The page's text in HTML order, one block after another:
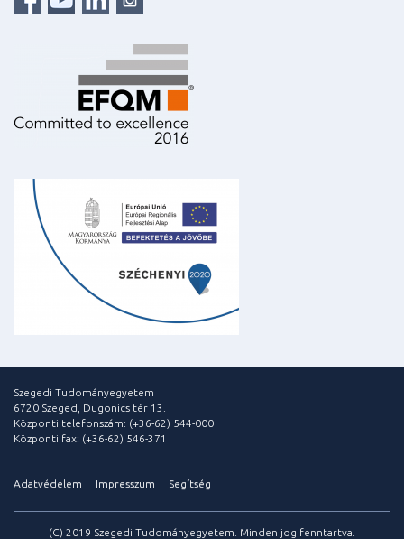
Szegedi Tudományegyetem
6720 Szeged, Dugonics tér 13.
Központi telefonszám: (+36-62) 544-000
Központi fax: (+36-62) 546-371
Adatvédelem Impresszum Segítség
(C) 2019 Szegedi Tudományegyetem. Minden jog fenntartva.